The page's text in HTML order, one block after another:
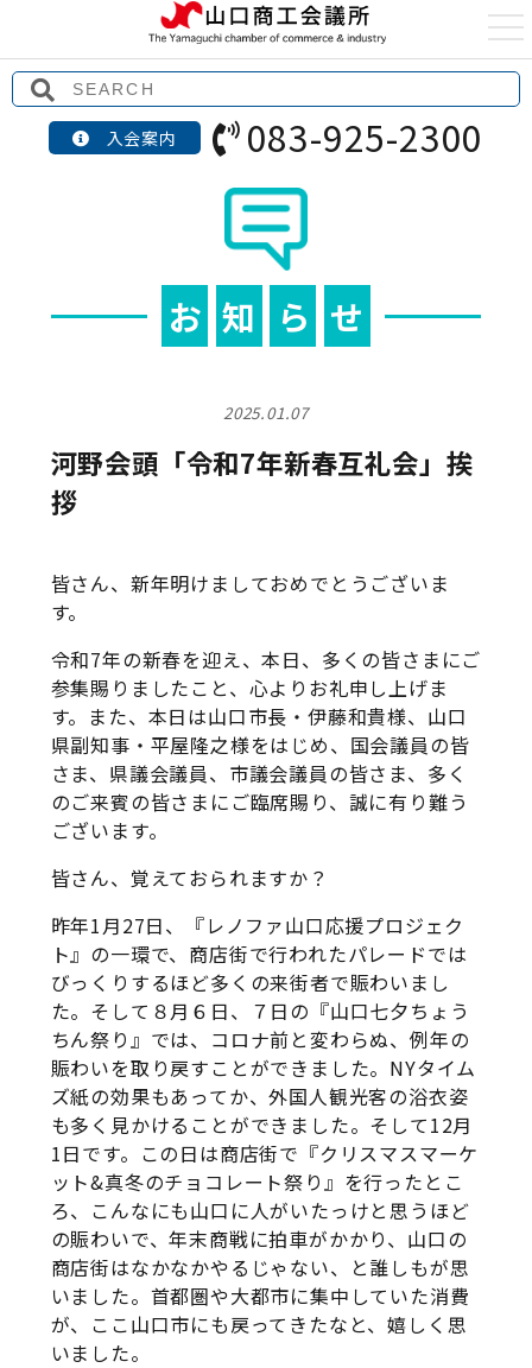
t
o
g
g
e
入会案内 083-925-2300
お 知 ら せ
2025.01.07
河野会頭「令和7年新春互礼会」挨
拶
皆さん、新年明けましておめでとうございま
す。
令和7年の新春を迎え、本日、多くの皆さまにご
参集賜りましたこと、心よりお礼申し上げま
す。また、本日は山口市長・伊藤和貴様、山口
県副知事・平屋隆之様をはじめ、国会議員の皆
さま、県議会議員、市議会議員の皆さま、多く
のご来賓の皆さまにご臨席賜り、誠に有り難う
ございます。
皆さん、覚えておられますか？
昨年1月27日、『レノファ山口応援プロジェク
ト』の一環で、商店街で行われたパレードでは
びっくりするほど多くの来街者で賑わいまし
た。そして８月６日、７日の『山口七夕ちょう
ちん祭り』では、コロナ前と変わらぬ、例年の
賑わいを取り戻すことができました。NYタイム
ズ紙の効果もあってか、外国人観光客の浴衣姿
も多く見かけることができました。そして12月
1日です。この日は商店街で『クリスマスマーケ
ット&真冬のチョコレート祭り』を行ったとこ
ろ、こんなにも山口に人がいたっけと思うほど
の賑わいで、年末商戦に拍車がかかり、山口の
商店街はなかなかやるじゃない、と誰しもが思
いました。首都圏や大都市に集中していた消費
が、ここ山口市にも戻ってきたなと、嬉しく思
いました。